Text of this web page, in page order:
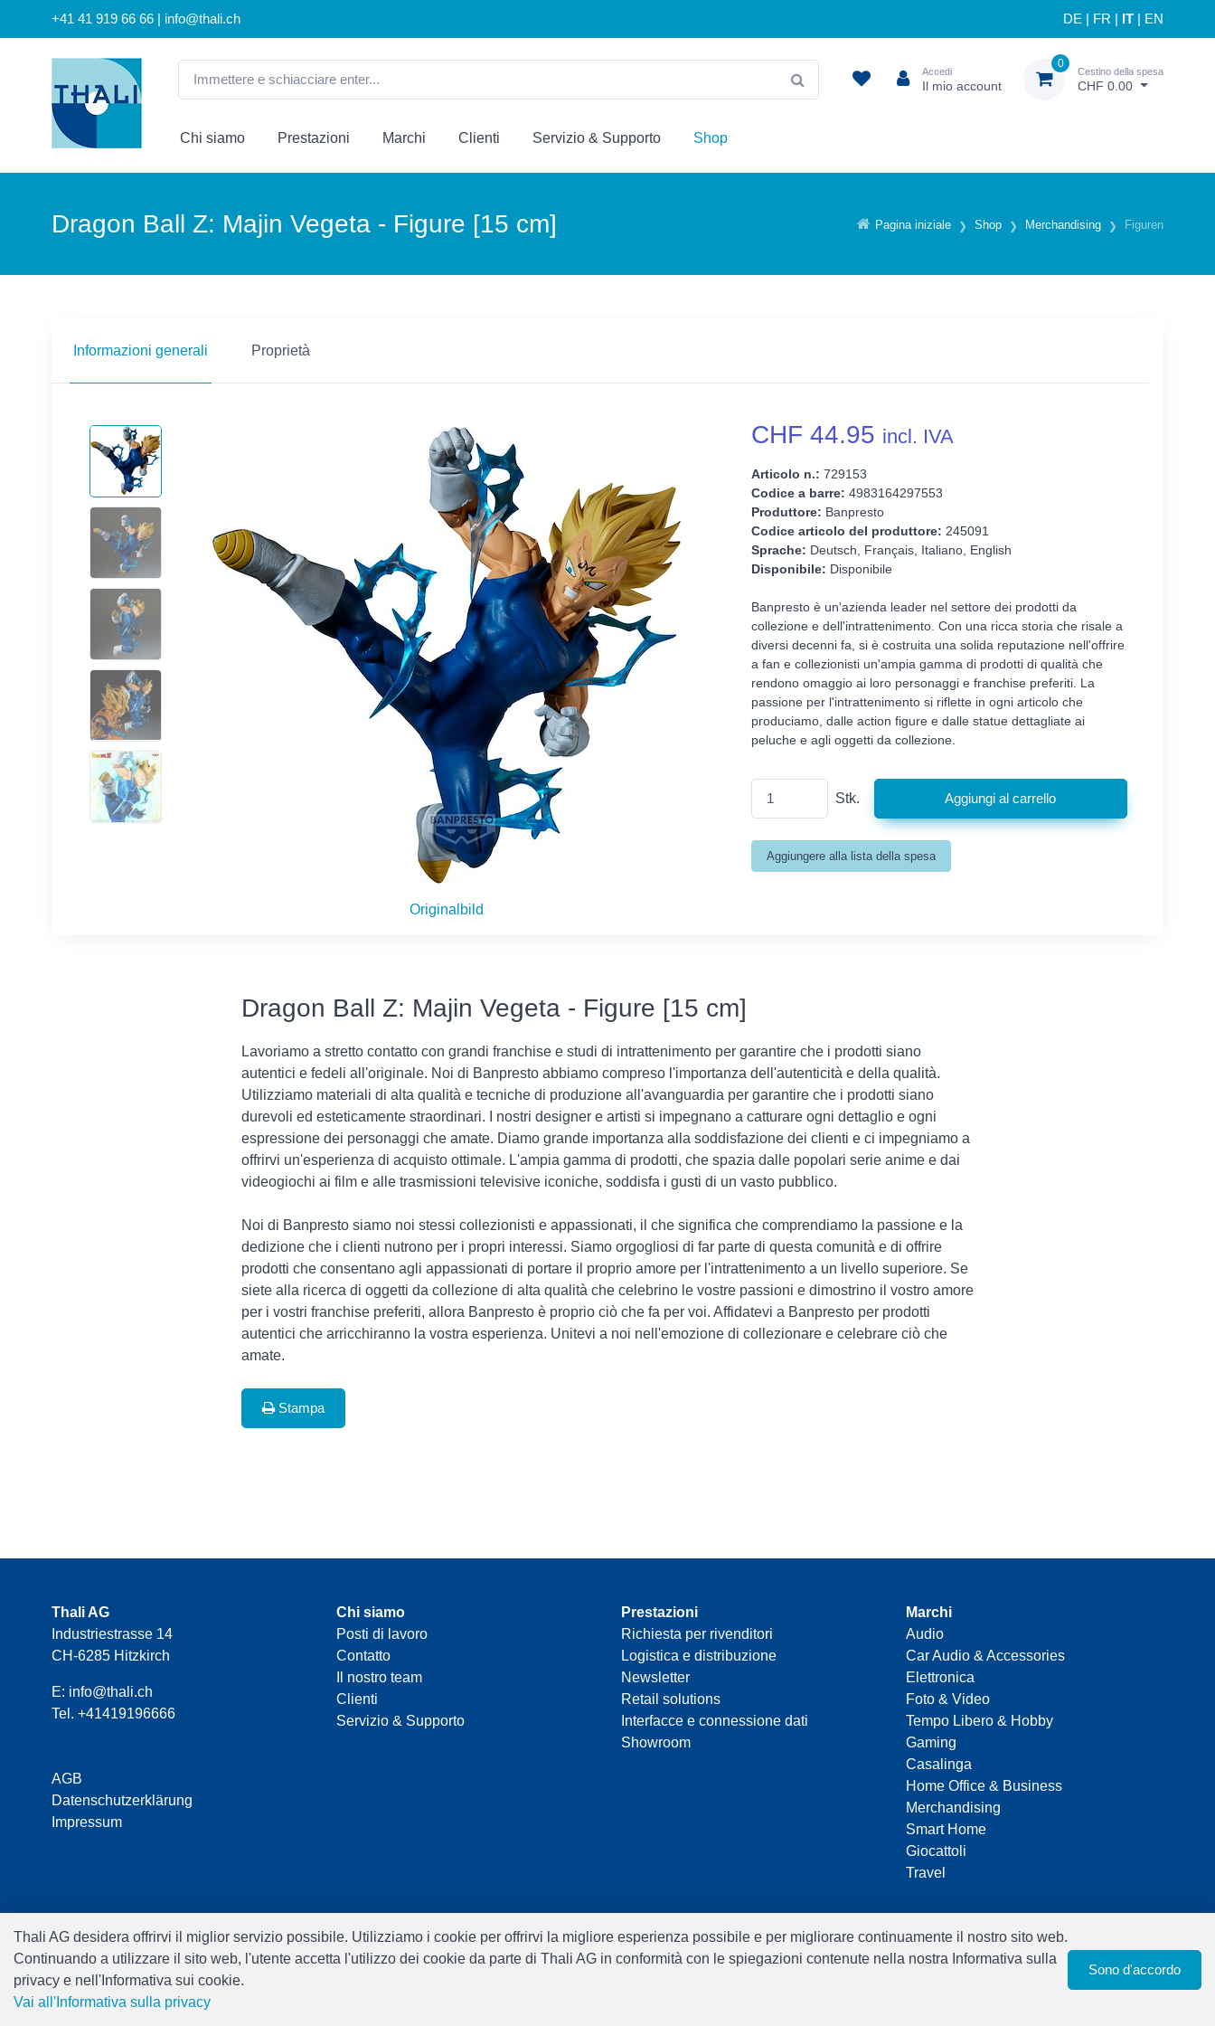
+41 41 919 66 66 | info@thali.ch DE FR IT EN
Accedi
Il mio account
0
Cestino della spesa
CHF 0.00
Chi siamo Prestazioni Marchi Clienti Servizio & Supporto Shop
Pagina iniziale Shop Merchandising Figuren
Dragon Ball Z: Majin Vegeta - Figure [15 cm]
Informazioni generali Proprietà
Originalbild
CHF 44.95 incl. IVA
Articolo n.: 729153
Codice a barre: 4983164297553
Produttore: Banpresto
Codice articolo del produttore: 245091
Sprache: Deutsch, Français, Italiano, English
Disponibile: Disponibile
Banpresto è un'azienda leader nel settore dei prodotti da
collezione e dell'intrattenimento. Con una ricca storia che risale a
diversi decenni fa, si è costruita una solida reputazione nell'offrire
a fan e collezionisti un'ampia gamma di prodotti di qualità che
rendono omaggio ai loro personaggi e franchise preferiti. La
passione per l'intrattenimento si riflette in ogni articolo che
produciamo, dalle action figure e dalle statue dettagliate ai
peluche e agli oggetti da collezione.
Stk.
Dragon Ball Z: Majin Vegeta - Figure [15 cm]
Lavoriamo a stretto contatto con grandi franchise e studi di intrattenimento per garantire che i prodotti siano
autentici e fedeli all'originale. Noi di Banpresto abbiamo compreso l'importanza dell'autenticità e della qualità.
Utilizziamo materiali di alta qualità e tecniche di produzione all'avanguardia per garantire che i prodotti siano
durevoli ed esteticamente straordinari. I nostri designer e artisti si impegnano a catturare ogni dettaglio e ogni
espressione dei personaggi che amate. Diamo grande importanza alla soddisfazione dei clienti e ci impegniamo a
offrirvi un'esperienza di acquisto ottimale. L'ampia gamma di prodotti, che spazia dalle popolari serie anime e dai
videogiochi ai film e alle trasmissioni televisive iconiche, soddisfa i gusti di un vasto pubblico.
Noi di Banpresto siamo noi stessi collezionisti e appassionati, il che significa che comprendiamo la passione e la
dedizione che i clienti nutrono per i propri interessi. Siamo orgogliosi di far parte di questa comunità e di offrire
prodotti che consentano agli appassionati di portare il proprio amore per l'intrattenimento a un livello superiore. Se
siete alla ricerca di oggetti da collezione di alta qualità che celebrino le vostre passioni e dimostrino il vostro amore
per i vostri franchise preferiti, allora Banpresto è proprio ciò che fa per voi. Affidatevi a Banpresto per prodotti
autentici che arricchiranno la vostra esperienza. Unitevi a noi nell'emozione di collezionare e celebrare ciò che
amate.
Stampa
Thali AG
Industriestrasse 14
CH-6285 Hitzkirch
E: info@thali.ch
Tel. +41419196666
AGB
Datenschutzerklärung
Impressum
Chi siamo
Posti di lavoro
Contatto
Il nostro team
Clienti
Servizio & Supporto
Prestazioni
Richiesta per rivenditori
Logistica e distribuzione
Newsletter
Retail solutions
Interfacce e connessione dati
Showroom
Marchi
Audio
Car Audio & Accessories
Elettronica
Foto & Video
Tempo Libero & Hobby
Gaming
Casalinga
Home Office & Business
Merchandising
Smart Home
Giocattoli
Travel
Thali AG desidera offrirvi il miglior servizio possibile. Utilizziamo i cookie per offrirvi la migliore esperienza possibile e per migliorare continuamente il nostro sito web.
Continuando a utilizzare il sito web, l'utente accetta l'utilizzo dei cookie da parte di Thali AG in conformità con le spiegazioni contenute nella nostra Informativa sulla
privacy e nell'Informativa sui cookie.
Vai all'Informativa sulla privacy
Sono d'accordo